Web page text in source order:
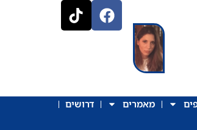
מאמרים
דרושים